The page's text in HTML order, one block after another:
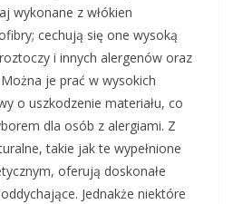
wykonane z włókien
cechują się one wysoką
i innych alergenów oraz
je prać w wysokich
o uszkodzenie materiału, co
dla osób z alergiami. Z
takie jak te wypełnione
oferują doskonałe
Jednakże niektóre